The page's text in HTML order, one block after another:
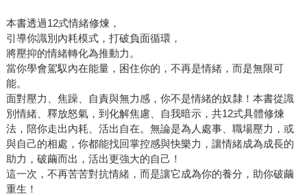
本書透過12式情緒修煉，
引導你識別內耗模式，打破負面循環，
將壓抑的情緒轉化為推動力。
當你學會駕馭內在能量，困住你的，不再是情緒，而是無限可
能。
面對壓力、焦躁、自責與無力感，你不是情緒的奴隸！本書從識
別情緒、釋放怒氣，到化解焦慮、自我暗示，共12式具體修煉
法，陪你走出內耗、活出自在。無論是為人處事、職場壓力，或
與自己的相處，你都能找回掌控感與快樂力，讓情緒成為成長的
助力，破繭而出，活出更強大的自己！
這一次，不再苦苦對抗情緒，而是讓它成為你的養分，助你破繭
重生！